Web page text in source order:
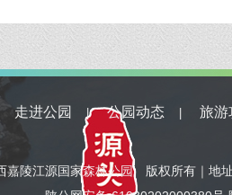
走进公园 |公园动态 旅游
嘉陵江源国家森林公园 版权所有｜地